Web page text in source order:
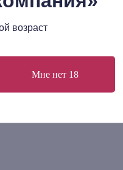
возраст
Мне нет 18